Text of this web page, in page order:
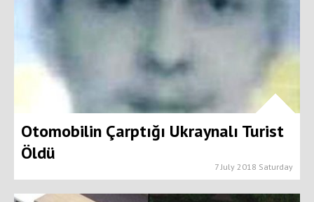
Otomobilin Çarptığı Ukraynalı Turist
Öldü
7 July 2018 Saturday